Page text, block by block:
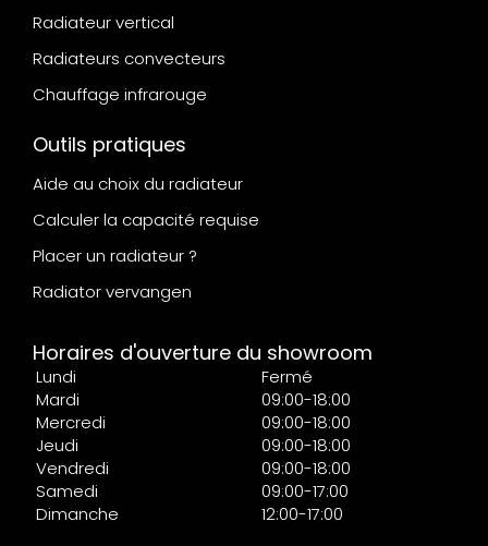
Radiateur vertical
Radiateurs convecteurs
Chauffage infrarouge
Outils pratiques
Aide au choix du radiateur
Calculer la capacité requise
Placer un radiateur ?
Radiator vervangen
Horaires d'ouverture du showroom
Lundi
Fermé
Mardi
09:00-18:00
Mercredi
09:00-18:00
Jeudi
09:00-18:00
Vendredi
09:00-18:00
Samedi
09:00-17:00
Dimanche
12:00-17:00